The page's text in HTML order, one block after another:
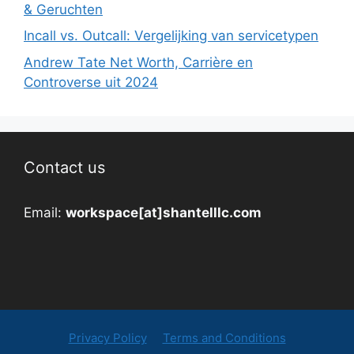
& Geruchten
Incall vs. Outcall: Vergelijking van servicetypen
Andrew Tate Net Worth, Carrière en
Controverse uit 2024
Contact us
Email: workspace[at]shantelllc.com
Privacy Policy Terms and Conditions